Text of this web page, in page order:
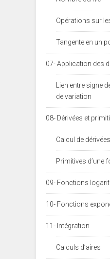
Opérations sur
Tangente en un
07- Application des
Lien entre signe
de variation
08- Dérivées et
Calcul de
Primitives d’une
09- Fonctions
10- Fonctions
11- Intégration
Calculs d’aires